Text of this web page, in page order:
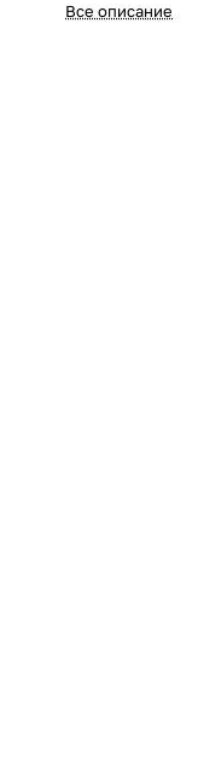
Все описание